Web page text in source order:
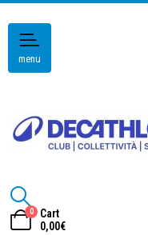
menu
0
Cart
0,00€